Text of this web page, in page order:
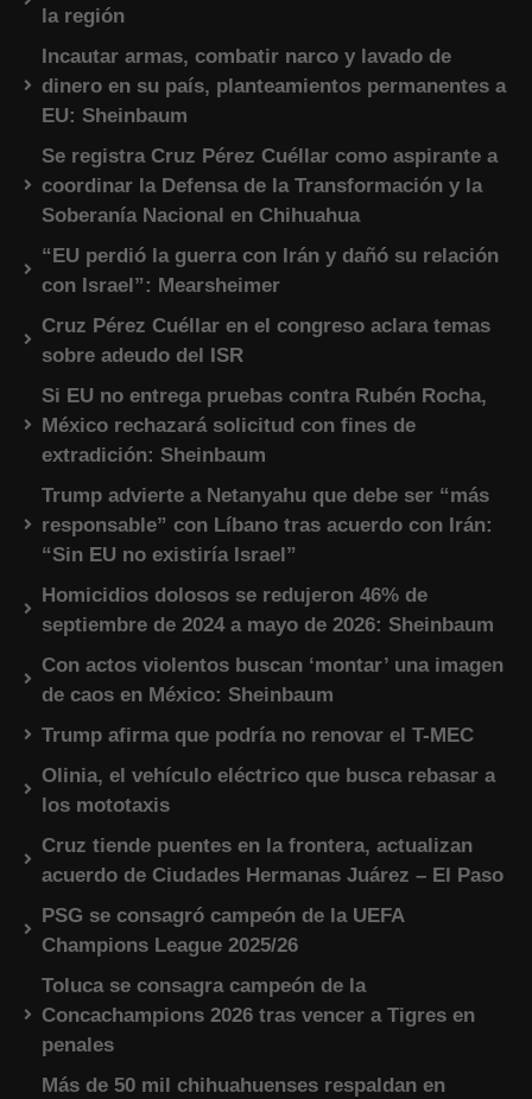
la región
Incautar armas, combatir narco y lavado de
dinero en su país, planteamientos permanentes a
EU: Sheinbaum
Se registra Cruz Pérez Cuéllar como aspirante a
coordinar la Defensa de la Transformación y la
Soberanía Nacional en Chihuahua
“EU perdió la guerra con Irán y dañó su relación
con Israel”: Mearsheimer
Cruz Pérez Cuéllar en el congreso aclara temas
sobre adeudo del ISR
Si EU no entrega pruebas contra Rubén Rocha,
México rechazará solicitud con fines de
extradición: Sheinbaum
Trump advierte a Netanyahu que debe ser “más
responsable” con Líbano tras acuerdo con Irán:
“Sin EU no existiría Israel”
Homicidios dolosos se redujeron 46% de
septiembre de 2024 a mayo de 2026: Sheinbaum
Con actos violentos buscan ‘montar’ una imagen
de caos en México: Sheinbaum
Trump afirma que podría no renovar el T-MEC
Olinia, el vehículo eléctrico que busca rebasar a
los mototaxis
Cruz tiende puentes en la frontera, actualizan
acuerdo de Ciudades Hermanas Juárez – El Paso
PSG se consagró campeón de la UEFA
Champions League 2025/26
Toluca se consagra campeón de la
Concachampions 2026 tras vencer a Tigres en
penales
Más de 50 mil chihuahuenses respaldan en